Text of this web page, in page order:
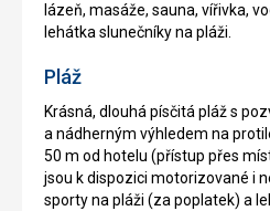
lázeň, masáže, sauna, vířivka,
lehátka slunečníky na pláži.
Pláž
Krásná, dlouhá písčitá pláž s
a nádherným výhledem na
50 m od hotelu (přístup přes
jsou k dispozici motorizované i
sporty na pláži (za poplatek) a